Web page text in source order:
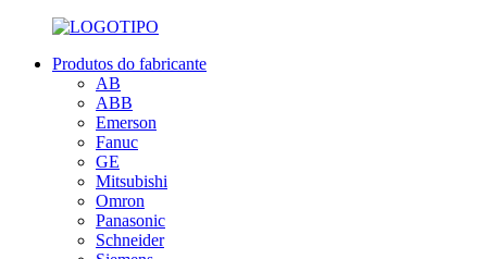
Produtos do fabricante
AB
ABB
Emerson
Fanuc
GE
Mitsubishi
Omron
Panasonic
Schneider